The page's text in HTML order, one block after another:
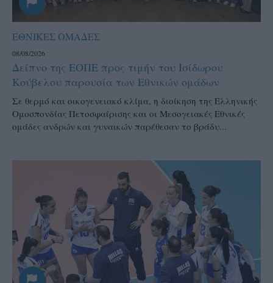
ΕΘΝΙΚΕΣ ΟΜΑΔΕΣ
08/08/2026
Δείπνο της ΕΟΠΕ προς τιμήν του Ισίδωρου
Κούβελου παρουσία των Εθνικών ομάδων
Σε θερμό και οικογενειακό κλίμα, η διοίκηση της Ελληνικής
Ομοσπονδίας Πετοσφαίρισης και οι Μεσογειακές Εθνικές
ομάδες ανδρών και γυναικών παρέθεσαν το βράδυ...